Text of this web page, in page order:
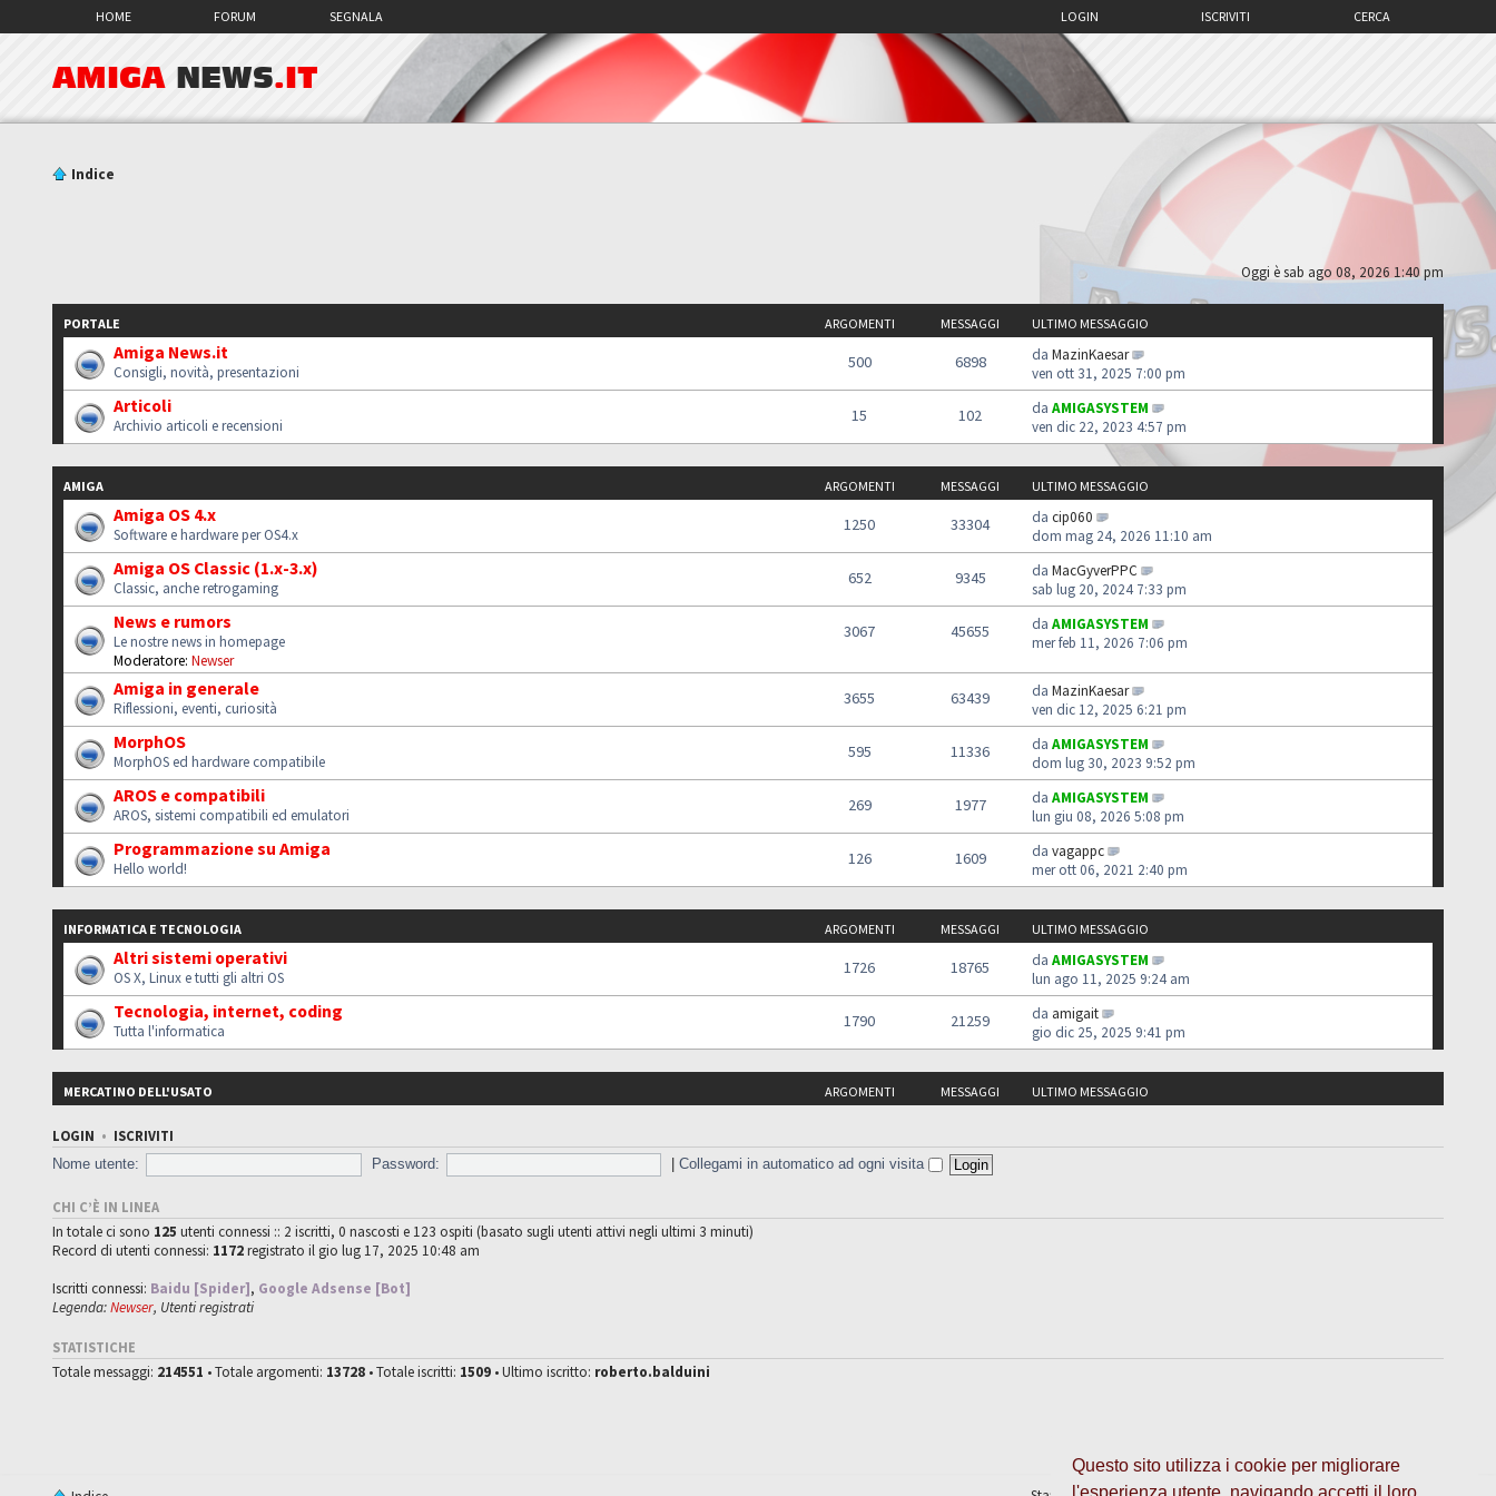
Questo sito utilizza i cookie per migliorare
l'esperienza utente, navigando accetti il loro
HOME FORUM SEGNALA CERCA
ISCRIVITI
LOGIN
AMIGA NEWS.IT
Indice
Oggi è sab ago 08, 2026 1:40 pm
PORTALE ARGOMENTI MESSAGGI ULTIMO MESSAGGIO
Amiga News.it
Consigli, novità, presentazioni
500 6898 da MazinKaesar
ven ott 31, 2025 7:00 pm
Articoli
Archivio articoli e recensioni
15 102 da AMIGASYSTEM
ven dic 22, 2023 4:57 pm
AMIGA ARGOMENTI MESSAGGI ULTIMO MESSAGGIO
Amiga OS 4.x
Software e hardware per OS4.x
1250 33304 da cip060
dom mag 24, 2026 11:10 am
Amiga OS Classic (1.x-3.x)
Classic, anche retrogaming
652 9345 da MacGyverPPC
sab lug 20, 2024 7:33 pm
News e rumors
Le nostre news in homepage
Moderatore: Newser
3067 45655 da AMIGASYSTEM
mer feb 11, 2026 7:06 pm
Amiga in generale
Riflessioni, eventi, curiosità
3655 63439 da MazinKaesar
ven dic 12, 2025 6:21 pm
MorphOS
MorphOS ed hardware compatibile
595 11336 da AMIGASYSTEM
dom lug 30, 2023 9:52 pm
AROS e compatibili
AROS, sistemi compatibili ed emulatori
269 1977 da AMIGASYSTEM
lun giu 08, 2026 5:08 pm
Programmazione su Amiga
Hello world!
126 1609 da vagappc
mer ott 06, 2021 2:40 pm
INFORMATICA E TECNOLOGIA ARGOMENTI MESSAGGI ULTIMO MESSAGGIO
Altri sistemi operativi
OS X, Linux e tutti gli altri OS
1726 18765 da AMIGASYSTEM
lun ago 11, 2025 9:24 am
Tecnologia, internet, coding
Tutta l'informatica
1790 21259 da amigait
gio dic 25, 2025 9:41 pm
MERCATINO DELL'USATO ARGOMENTI MESSAGGI ULTIMO MESSAGGIO
LOGIN • ISCRIVITI
Nome utente:
Password: |Collegami in automatico ad ogni visita
CHI C’È IN LINEA
In totale ci sono 125 utenti connessi :: 2 iscritti, 0 nascosti e 123 ospiti (basato sugli utenti attivi negli ultimi 3 minuti)
Record di utenti connessi: 1172registrato il gio lug 17, 2025 10:48 am
Iscritti connessi: Baidu [Spider], Google Adsense [Bot]
Legenda:Newser, Utenti registrati
STATISTICHE
Totale messaggi: 214551 • Totale argomenti: 13728 • Totale iscritti: 1509 • Ultimo iscritto: roberto.balduini